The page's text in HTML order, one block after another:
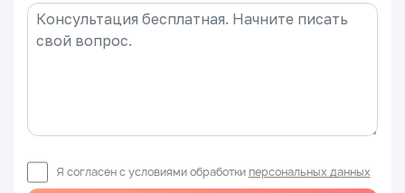
Я согласен с условиями обработки персональных данных